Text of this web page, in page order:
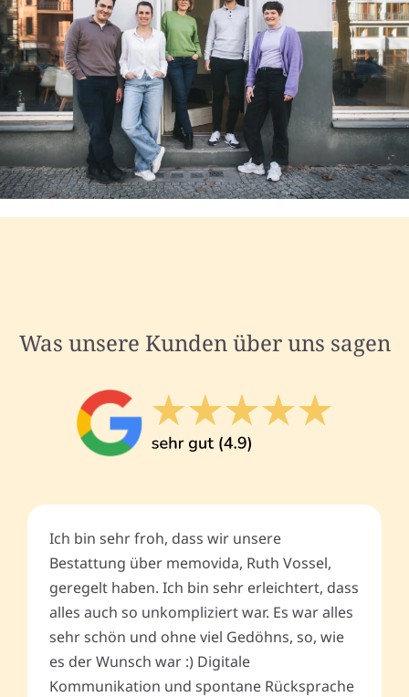
Was unsere Kunden über uns sagen
Ich bin sehr froh, dass wir unsere
Bestattung über memovida, Ruth Vossel,
geregelt haben. Ich bin sehr erleichtert, dass
alles auch so unkompliziert war. Es war alles
sehr schön und ohne viel Gedöhns, so, wie
es der Wunsch war :) Digitale
Kommunikation und spontane Rücksprache